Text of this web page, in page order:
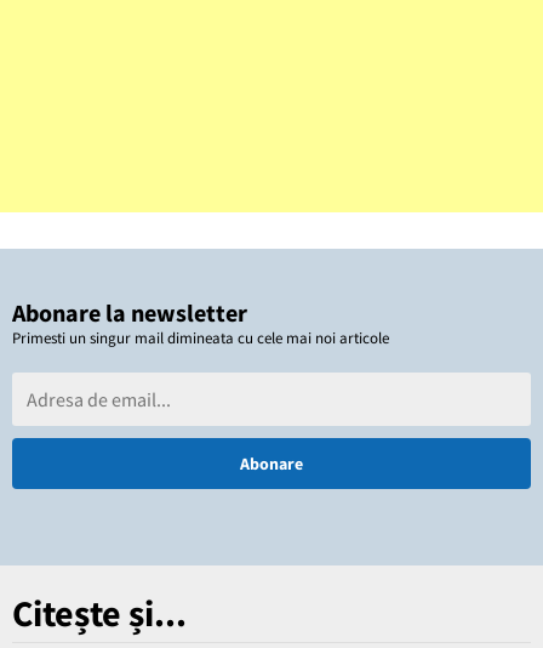
Abonare la newsletter
Primesti un singur mail dimineata cu cele mai noi articole
Citește și...